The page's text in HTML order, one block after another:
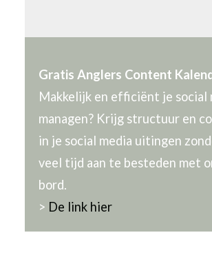
Gratis Anglers Content
Makkelijk en efficiënt je social
managen? Krijg structuur en
in je social media uitingen
veel tijd aan te besteden met
bord.
> De link hier